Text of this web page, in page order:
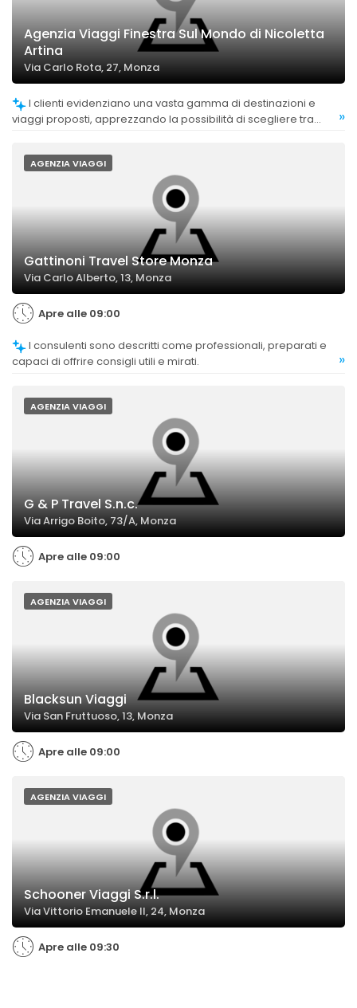
Agenzia Viaggi Finestra Sul Mondo di Nicoletta
Artina
Via Carlo Rota, 27, Monza
viaggi proposti, apprezzando la possibilità di scegliere tra
»
AGENZIA VIAGGI
Gattinoni Travel Store Monza
Via Carlo Alberto, 13, Monza
Apre alle 09:00
capaci di offrire consigli utili e mirati.
»
AGENZIA VIAGGI
G & P Travel S.n.c.
Via Arrigo Boito, 73/A, Monza
Apre alle 09:00
AGENZIA VIAGGI
Blacksun Viaggi
Via San Fruttuoso, 13, Monza
Apre alle 09:00
AGENZIA VIAGGI
Schooner Viaggi S.r.l.
Via Vittorio Emanuele II, 24, Monza
Apre alle 09:30